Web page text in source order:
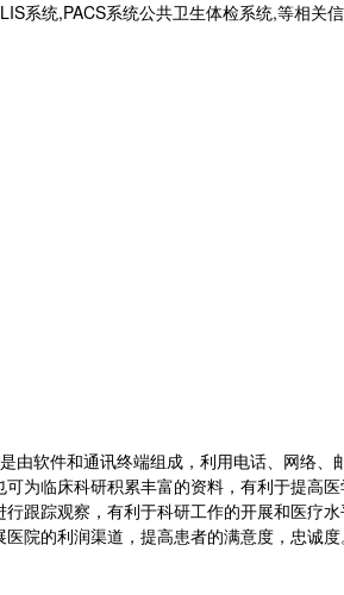
系统,PACS系统公共卫生体检系统,等相关
由软件和通讯终端组成，利用电话、网络
为临床科研积累丰富的资料，有利于提高医
跟踪观察，有利于科研工作的开展和医疗
院的利润渠道，提高患者的满意度，忠诚度